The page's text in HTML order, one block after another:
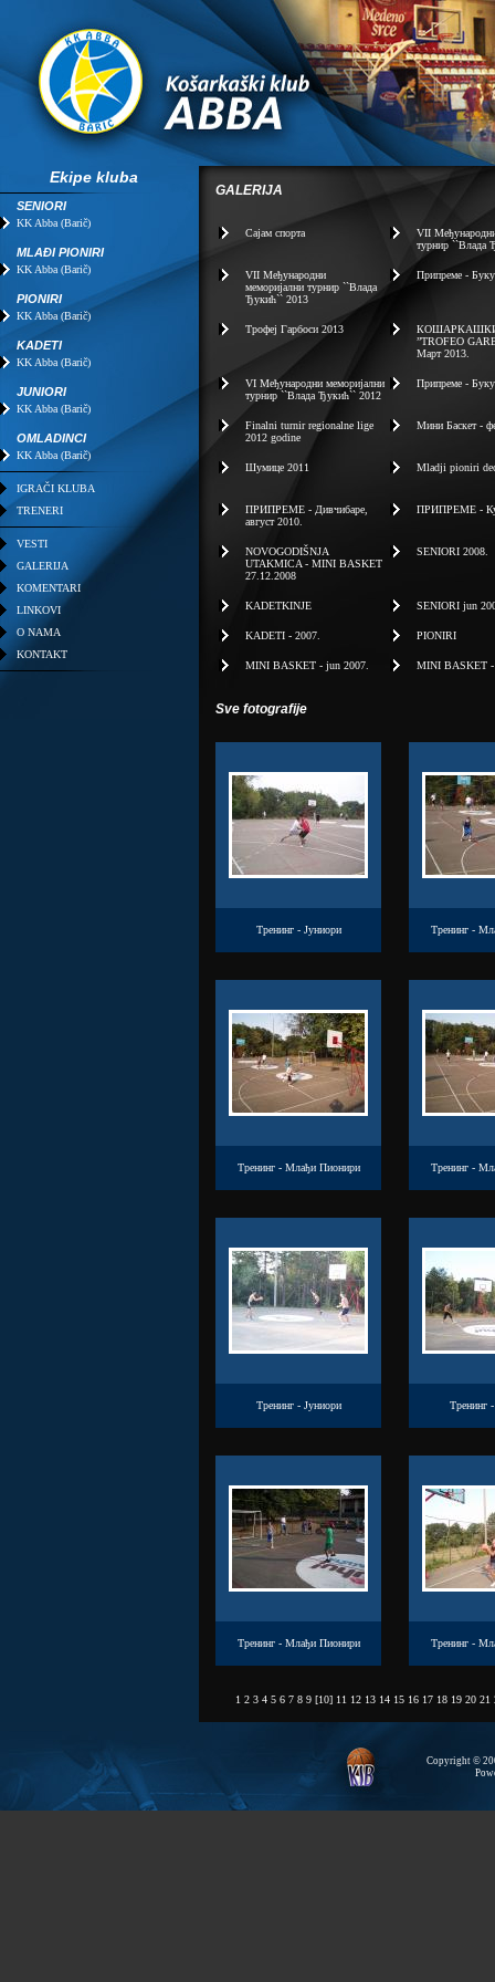
Ekipe kluba
SENIORI
KK Abba (Barič)
MLAĐI PIONIRI
KK Abba (Barič)
PIONIRI
KK Abba (Barič)
KADETI
KK Abba (Barič)
JUNIORI
KK Abba (Barič)
OMLADINCI
KK Abba (Barič)
IGRAČI KLUBA
TRENERI
VESTI
GALERIJA
KOMENTARI
LINKOVI
O NAMA
KONTAKT
GALERIJA
Сајам спорта
VII
турнир ``Влада
VII Mеђународни
меморијални турнир ``Влада
Ђукић`` 2013
Припреме -
Трофеј Гарбоси 2013
”TROFEO
Март 2013.
VI Mеђународни меморијални
турнир ``Влада Ђукић`` 2012
Припреме -
Finalni turnir regionalne lige
2012 godine
Мини Баскет -
Шумице 2011 Mladji pioniri
ПРИПРЕМЕ - Дивчибаре,
август 2010.
ПРИПРЕМЕ -
NOVOGODIŠNJA
UTAKMICA - MINI BASKET
27.12.2008
SENIORI 2008.
KADETKINJE SENIORI jun
KADETI - 2007. PIONIRI
MINI BASKET - jun 2007. MINI BASKET -
Sve fotografije
Тренинг - Јуниори Тренинг -
Тренинг - Млађи Пионири Тренинг -
Тренинг - Јуниори Тренинг
Тренинг - Млађи Пионири Тренинг -
1 2 3 4 5 6 7 8 9[10] 11 12 13 14 15 16 17 18 19 20 21
Copyright ©